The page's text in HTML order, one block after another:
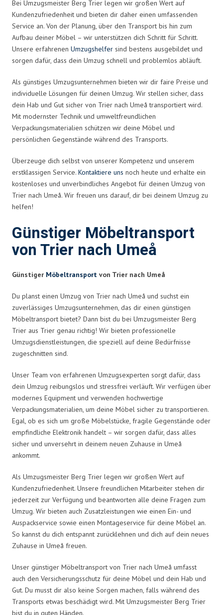
Bei Umzugsmeister Berg Trier legen wir großen Wert auf
Kundenzufriedenheit und bieten dir daher einen umfassenden
Service an. Von der Planung, über den Transport bis hin zum
Aufbau deiner Möbel – wir unterstützen dich Schritt für Schritt.
Unsere erfahrenen Umzugshelfer sind bestens ausgebildet und
sorgen dafür, dass dein Umzug schnell und problemlos abläuft.
Als günstiges Umzugsunternehmen bieten wir dir faire Preise und
individuelle Lösungen für deinen Umzug. Wir stellen sicher, dass
dein Hab und Gut sicher von Trier nach Umeå transportiert wird.
Mit modernster Technik und umweltfreundlichen
Verpackungsmaterialien schützen wir deine Möbel und
persönlichen Gegenstände während des Transports.
Überzeuge dich selbst von unserer Kompetenz und unserem
erstklassigen Service. Kontaktiere uns noch heute und erhalte ein
kostenloses und unverbindliches Angebot für deinen Umzug von
Trier nach Umeå. Wir freuen uns darauf, dir bei deinem Umzug zu
helfen!
Günstiger Möbeltransport
von Trier nach Umeå
Günstiger Möbeltransport von Trier nach Umeå
Du planst einen Umzug von Trier nach Umeå und suchst ein
zuverlässiges Umzugsunternehmen, das dir einen günstigen
Möbeltransport bietet? Dann bist du bei Umzugsmeister Berg
Trier aus Trier genau richtig! Wir bieten professionelle
Umzugsdienstleistungen, die speziell auf deine Bedürfnisse
zugeschnitten sind.
Unser Team von erfahrenen Umzugsexperten sorgt dafür, dass
dein Umzug reibungslos und stressfrei verläuft. Wir verfügen über
modernes Equipment und verwenden hochwertige
Verpackungsmaterialien, um deine Möbel sicher zu transportieren.
Egal, ob es sich um große Möbelstücke, fragile Gegenstände oder
empfindliche Elektronik handelt – wir sorgen dafür, dass alles
sicher und unversehrt in deinem neuen Zuhause in Umeå
ankommt.
Als Umzugsmeister Berg Trier legen wir großen Wert auf
Kundenzufriedenheit. Unsere freundlichen Mitarbeiter stehen dir
jederzeit zur Verfügung und beantworten alle deine Fragen zum
Umzug. Wir bieten auch Zusatzleistungen wie einen Ein- und
Auspackservice sowie einen Montageservice für deine Möbel an.
So kannst du dich entspannt zurücklehnen und dich auf dein neues
Zuhause in Umeå freuen.
Unser günstiger Möbeltransport von Trier nach Umeå umfasst
auch den Versicherungsschutz für deine Möbel und dein Hab und
Gut. Du musst dir also keine Sorgen machen, falls während des
Transports etwas beschädigt wird. Mit Umzugsmeister Berg Trier
bist du in guten Händen.